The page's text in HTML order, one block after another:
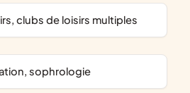
clubs de loisirs multiples
sophrologie